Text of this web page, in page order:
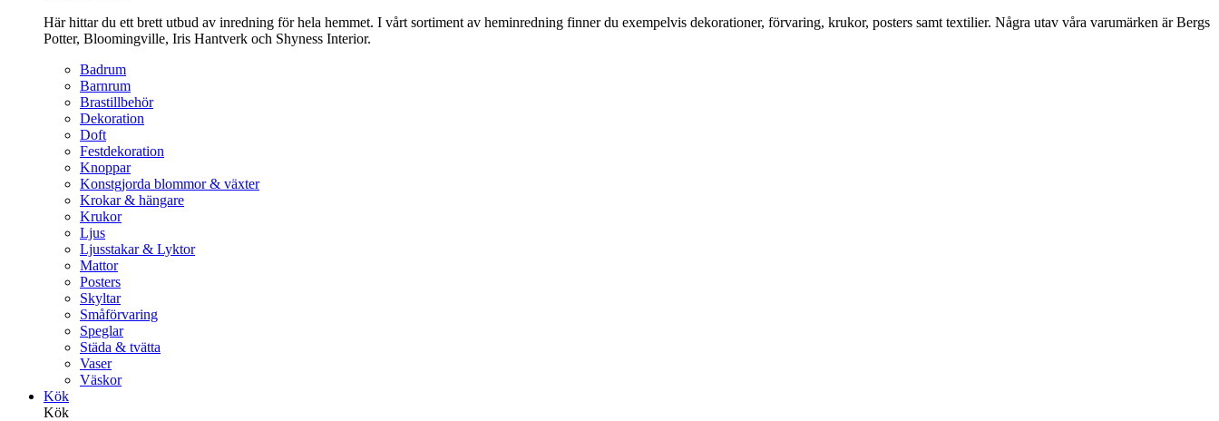
Här hittar du ett brett utbud av inredning för hela hemmet. I vårt sortiment av heminredning finner du exempelvis dekorationer, förvaring, krukor, posters samt textilier. Några utav våra varumärken är Bergs
Potter, Bloomingville, Iris Hantverk och Shyness Interior.
Badrum
Barnrum
Brastillbehör
Dekoration
Doft
Festdekoration
Knoppar
Konstgjorda blommor & växter
Krokar & hängare
Krukor
Ljus
Ljusstakar & Lyktor
Mattor
Posters
Skyltar
Småförvaring
Speglar
Städa & tvätta
Vaser
Väskor
Kök
Kök